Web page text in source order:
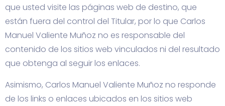
que usted visite las páginas web de destino, que
están fuera del control del Titular, por lo que Carlos
Manuel Valiente Muñoz no es responsable del
contenido de los sitios web vinculados ni del resultado
que obtenga al seguir los enlaces.
Asimismo, Carlos Manuel Valiente Muñoz no responde
de los links o enlaces ubicados en los sitios web